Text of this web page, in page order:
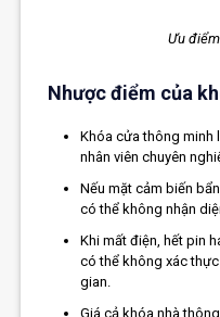
Ưu
Nhược điểm của
Khóa cửa thông minh
nhân viên chuyên
Nếu mặt cảm biến
có thể không nhận
Khi mất điện, hết pin
có thể không xác
gian.
Giá cả khóa nhà